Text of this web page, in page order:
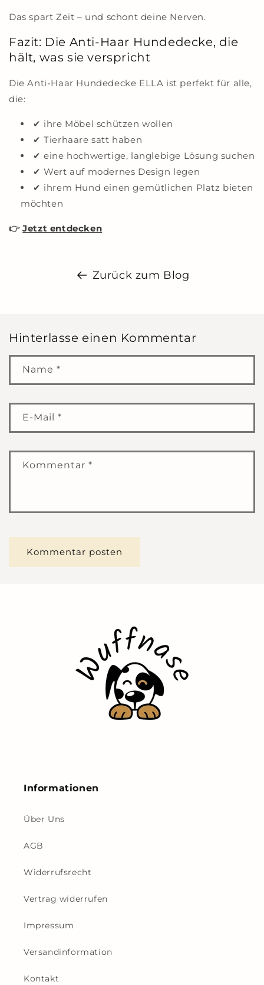
Das spart Zeit – und schont deine Nerven.
Fazit: Die Anti-Haar Hundedecke, die
hält, was sie verspricht
Die Anti-Haar Hundedecke ELLA ist perfekt für alle,
die:
✔ ihre Möbel schützen wollen
✔ Tierhaare satt haben
✔ eine hochwertige, langlebige Lösung suchen
✔ Wert auf modernes Design legen
✔ ihrem Hund einen gemütlichen Platz bieten
möchten
👉Jetzt entdecken
Zurück zum Blog
Hinterlasse einen Kommentar
Name *
E-Mail *
Kommentar *
Informationen
Über Uns
AGB
Widerrufsrecht
Vertrag widerrufen
Impressum
Versandinformation
Kontakt